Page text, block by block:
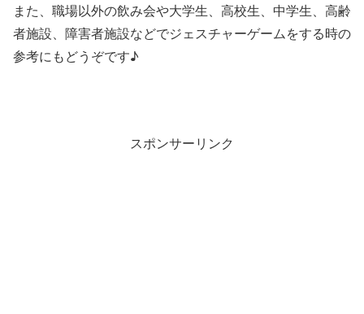
また、職場以外の飲み会や大学生、高校生、中学生、高齢
者施設、障害者施設などでジェスチャーゲームをする時の
参考にもどうぞです♪
スポンサーリンク